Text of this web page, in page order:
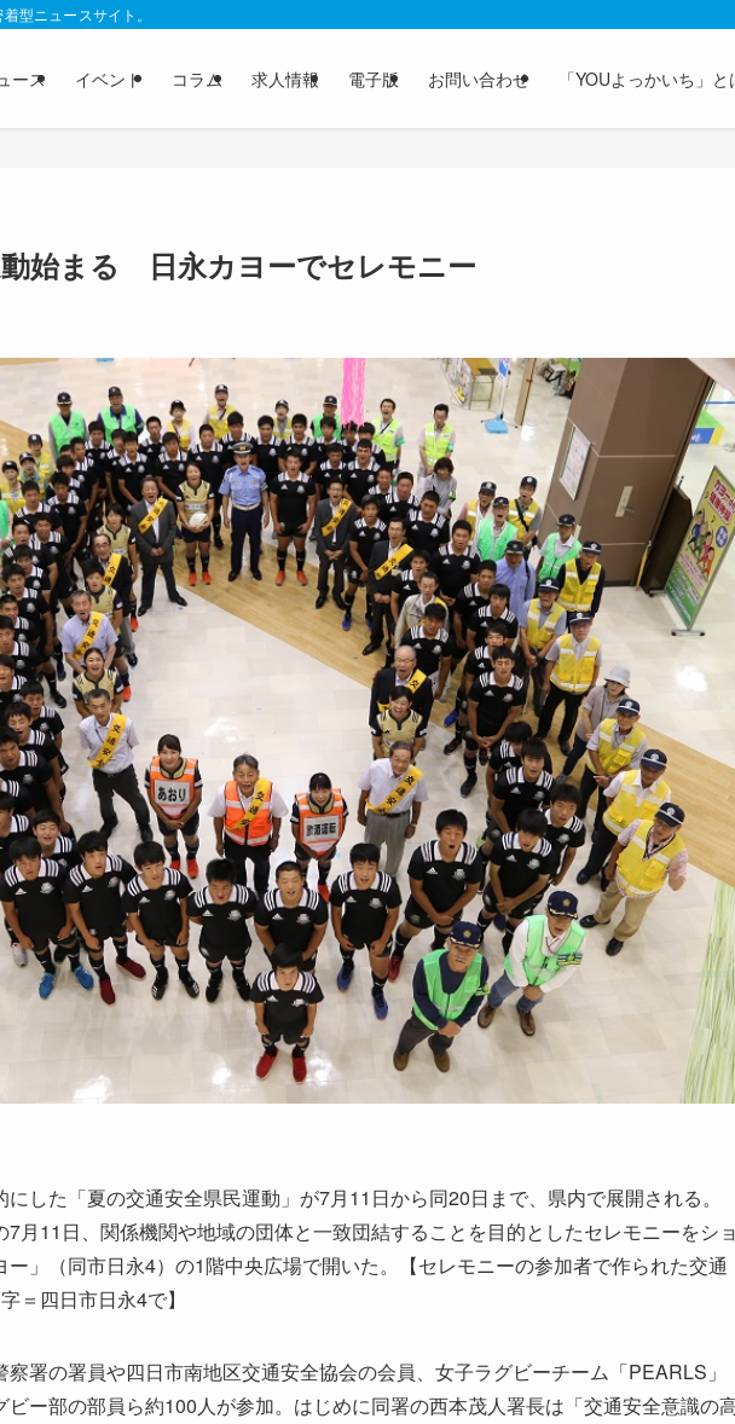
型ニュースサイト。
ース イベント コラム 求人情報 電子版 お問い合わせ 「YOUよっかいち」と
始まる 日永カヨーでセレモニー
した「夏の交通安全県民運動」が7月11日から同20日まで、県内で展開される。
7月11日、関係機関や地域の団体と一致団結することを目的としたセレモニーをシ
ー」（同市日永4）の1階中央広場で開いた。【セレモニーの参加者で作られた交通
＝四日市日永4で】
署の署員や四日市南地区交通安全協会の会員、女子ラグビーチーム「PEARLS」
ー部の部員ら約100人が参加。はじめに同署の西本茂人署長は「交通安全意識の